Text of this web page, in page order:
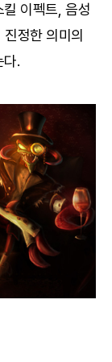
이펙트, 음성
정한 의미의
다.